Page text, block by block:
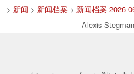
> 新闻 > 新闻档案 > 新闻档案 2026
Alexis